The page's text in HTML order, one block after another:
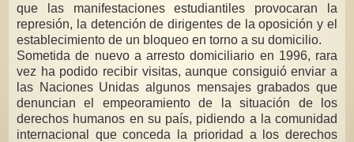
que las manifestaciones estudiantiles provocaran la
represión, la detención de dirigentes de la oposición y el
establecimiento de un bloqueo en torno a su domicilio.
Sometida de nuevo a arresto domiciliario en 1996, rara
vez ha podido recibir visitas, aunque consiguió enviar a
las Naciones Unidas algunos mensajes grabados que
denuncian el empeoramiento de la situación de los
derechos humanos en su país, pidiendo a la comunidad
internacional que conceda la prioridad a los derechos